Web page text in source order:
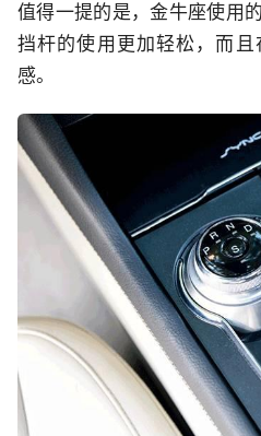
值得一提的是，金牛座使用
挡杆的使用更加轻松，而
感。